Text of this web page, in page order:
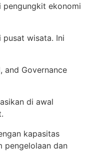
pengungkit ekonomi
pusat wisata. Ini
and Governance
di awal
kapasitas
pengelolaan dan